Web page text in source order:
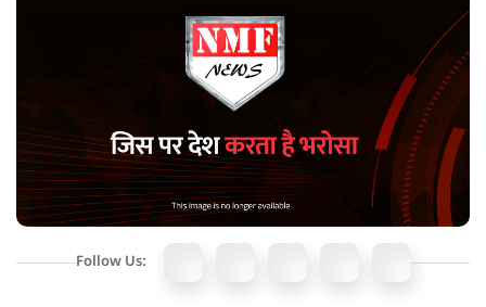
Follow Us: